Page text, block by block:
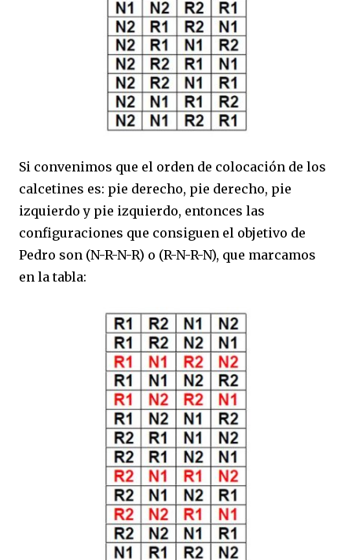
Si convenimos que el orden de colocación de los
calcetines es: pie derecho, pie derecho, pie
izquierdo y pie izquierdo, entonces las
configuraciones que consiguen el objetivo de
Pedro son (N-R-N-R) o (R-N-R-N), que marcamos
en la tabla: